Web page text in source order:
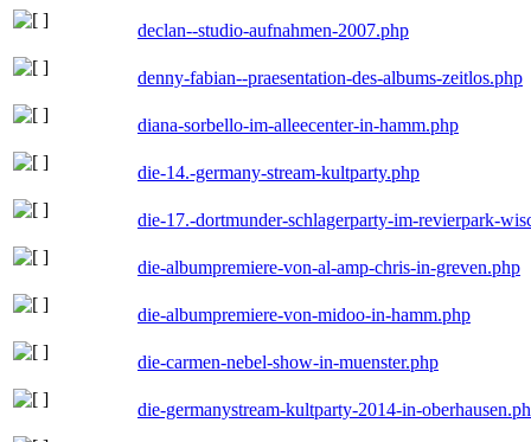
declan--studio-aufnahmen-2007.php
denny-fabian--praesentation-des-albums-zeitlos.php
diana-sorbello-im-alleecenter-in-hamm.php
die-14.-germany-stream-kultparty.php
die-17.-dortmunder-schlagerparty-im-revierpark-
die-albumpremiere-von-al-amp-chris-in-greven.php
die-albumpremiere-von-midoo-in-hamm.php
die-carmen-nebel-show-in-muenster.php
die-germanystream-kultparty-2014-in-